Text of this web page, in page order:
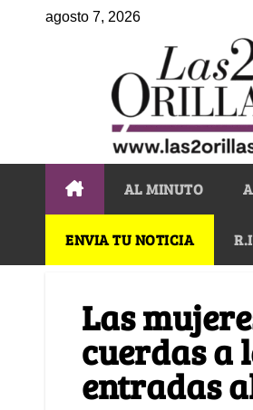
agosto 7, 2026
AL MINUTO
ENVIA TU NOTICIA
Las
cuerdas a
entradas